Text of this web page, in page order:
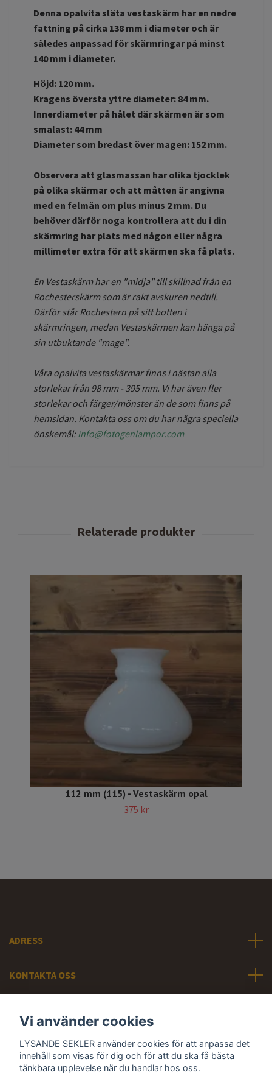
Denna opalvita släta vestaskärm har en nedre
fattning på cirka 138 mm i diameter och är
således anpassad för skärmringar på minst
140 mm i diameter.
Höjd: 120 mm.
Kragens översta yttre diameter: 84 mm.
Innerdiameter på hålet där skärmen är som
smalast: 44 mm
Diameter som bredast över magen: 152 mm.
Observera att glasmassan har olika tjocklek
på olika skärmar och att måtten är angivna
med en felmån om plus minus 2 mm. Du
behöver därför noga kontrollera att du i din
skärmring har plats med någon eller några
millimeter extra för att skärmen ska få plats.
En Vestaskärm har en "midja" till skillnad från en
Rochesterskärm som är rakt avskuren nedtill.
Därför står Rochestern på sitt botten i
skärmringen, medan Vestaskärmen kan hänga på
sin utbuktande "mage".
Våra opalvita vestaskärmar finns i nästan alla
storlekar från 98 mm - 395 mm. Vi har även fler
storlekar och färger/mönster än de som finns på
hemsidan. Kontakta oss om du har några speciella
önskemål:info@fotogenlampor.com
112 mm (115) - Vestaskärm opal
375 kr
ADRESS
KONTAKTA OSS
Sociala medier
Vi använder cookies
LYSANDE SEKLER använder cookies för att anpassa det
innehåll som visas för dig och för att du ska få bästa
tänkbara upplevelse när du handlar hos oss.